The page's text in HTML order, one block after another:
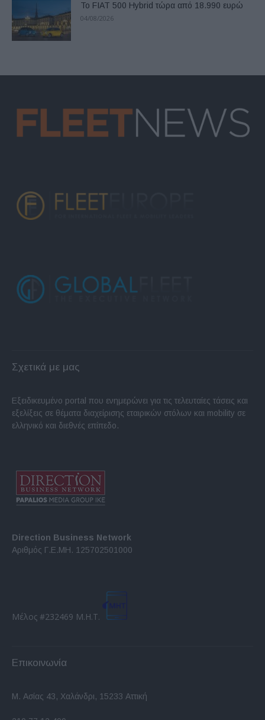
Το FIAT 500 Hybrid τώρα από 18.990 ευρώ
04/08/2026
Σχετικά με μας
Εξειδικευμένο portal που ενημερώνει για τις τελευταίες τάσεις και
εξελίξεις σε θέματα διαχείρισης εταιρικών στόλων και mobility σε
ελληνικό και διεθνές επίπεδο.
Direction Business Network
Αριθμός Γ.Ε.ΜΗ. 125702501000
Μέλος #232469 Μ.Η.Τ.
Επικοινωνία
Μ. Ασίας 43, Χαλάνδρι, 15233 Αττική